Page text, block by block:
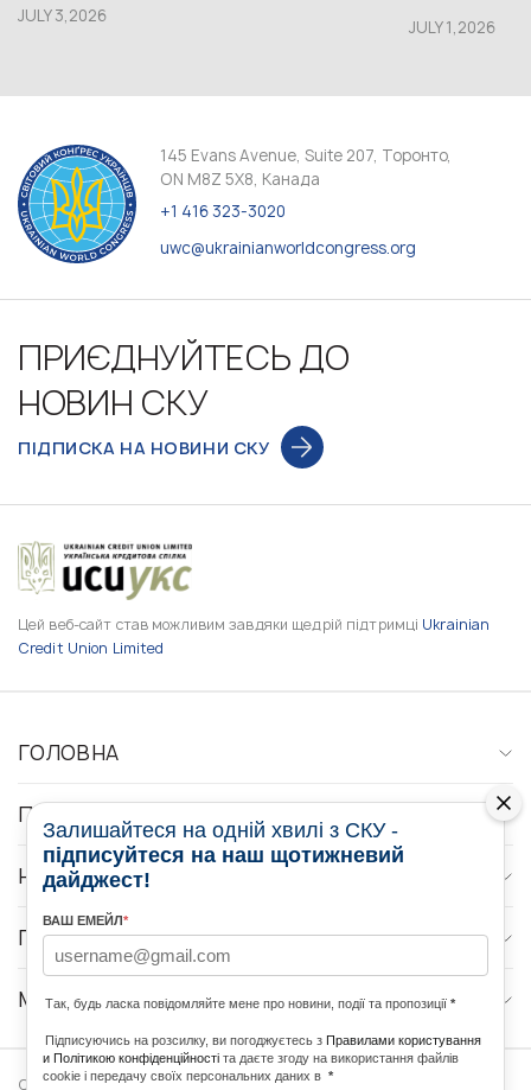
JULY 3,2026
JULY 1,2026
145 Evans Avenue, Suite 207, Торонто,
ON M8Z 5X8, Канада
+1 416 323-3020
uwc@ukrainianworldcongress.org
ПРИЄДНУЙТЕСЬ ДО
НОВИН СКУ
ПІДПИСКА НА НОВИНИ СКУ
Цей веб-сайт став можливим завдяки щедрій підтримці Ukrainian
Credit Union Limited
ГОЛОВНА
ПРО НАС
НОВИНИ
ПРОГРАМИ
МЕДІА КОНТАКТИ
Copyright © 2026 Ukrainian World
Залишайтеся на одній хвилі з СКУ -
підписуйтеся на наш щотижневий
дайджест!
ВАШ ЕМЕЙЛ*
Так, будь ласка повідомляйте мене про новини, події та пропозиції *
Підписуючись на розсилку, ви погоджуєтесь з Правилами користування
и Політикою конфіденційності та даєте згоду на використання файлів
cookie і передачу своїх персональних даних в *